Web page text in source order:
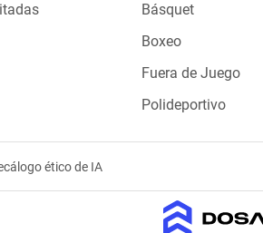
Básquet
Boxeo
Fuera de Juego
Polideportivo
ético de IA